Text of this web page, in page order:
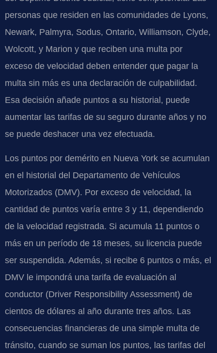
personas que residen en las comunidades de Lyons,
Newark, Palmyra, Sodus, Ontario, Williamson, Clyde,
Wolcott, y Marion y que reciben una multa por
exceso de velocidad deben entender que pagar la
multa sin más es una declaración de culpabilidad.
Esa decisión añade puntos a su historial, puede
aumentar las tarifas de su seguro durante años y no
se puede deshacer una vez efectuada.
Los puntos por demérito en Nueva York se acumulan
en el historial del Departamento de Vehículos
Motorizados (DMV). Por exceso de velocidad, la
cantidad de puntos varía entre 3 y 11, dependiendo
de la velocidad registrada. Si acumula 11 puntos o
más en un período de 18 meses, su licencia puede
ser suspendida. Además, si recibe 6 puntos o más, el
DMV le impondrá una tarifa de evaluación al
conductor (Driver Responsibility Assessment) de
cientos de dólares al año durante tres años. Las
consecuencias financieras de una simple multa de
tránsito, cuando se suman los puntos, las tarifas del